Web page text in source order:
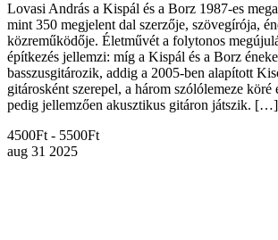
Lovasi András a Kispál és a Borz 1987-es
mint 350 megjelent dal szerzője, szövegírója,
közreműködője. Életművét a folytonos
építkezés jellemzi: míg a Kispál és a Borz
basszusgitározik, addig a 2005-ben alapított
gitárosként szerepel, a három szólólemeze köré
pedig jellemzően akusztikus gitáron játszik. […]
4500Ft - 5500Ft
aug 31 2025